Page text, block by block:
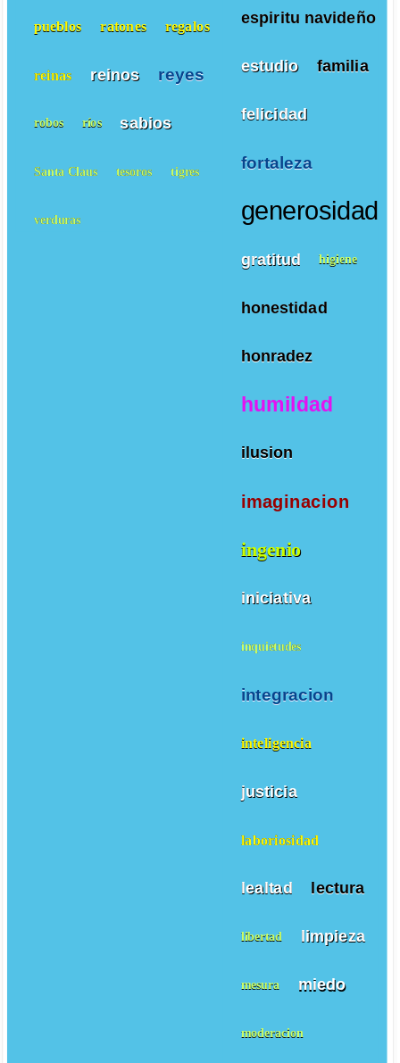
espiritu navideño
estudio familia
felicidad
fortaleza
generosidad
gratitud higiene
honestidad
honradez
humildad
ilusion
imaginacion
ingenio
iniciativa
inquietudes
integracion
inteligencia
justicia
laboriosidad
lealtad lectura
libertad limpieza
mesura miedo
moderacion
pueblos ratones regalos
reinas reinos reyes
robos ríos sabios
Santa Claus tesoros tigres
verduras